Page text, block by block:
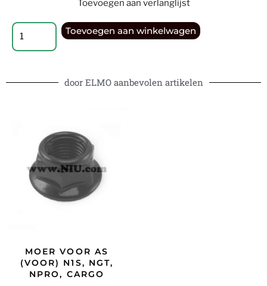
Toevoegen aan verlanglijst
Toevoegen aan winkelwagen
door ELMO aanbevolen artikelen
MOER VOOR AS
(VOOR) N1S, NGT,
NPRO, CARGO